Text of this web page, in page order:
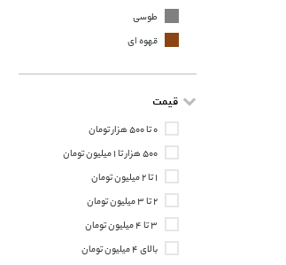
طوسی
قهوه ای
قیمت
۰ تا ۵۰۰ هزار تومان
۵۰۰ هزار تا ۱ میلیون تومان
۱ تا ۲ میلیون تومان
۲ تا ۳ میلیون تومان
۳ تا ۴ میلیون تومان
بالای ۴ میلیون تومان